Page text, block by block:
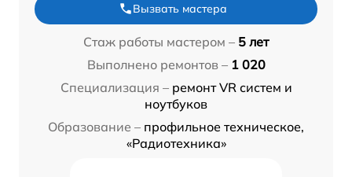
Вызвать мастера
Стаж работы мастером – 5 лет
Выполнено ремонтов – 1 020
Специализация – ремонт VR систем и
ноутбуков
Образование – профильное техническое,
«Радиотехника»